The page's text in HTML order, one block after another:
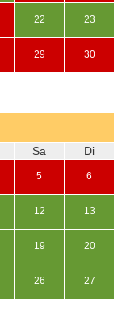
22 23
29 30
Sa Di
5 6
12 13
19 20
26 27